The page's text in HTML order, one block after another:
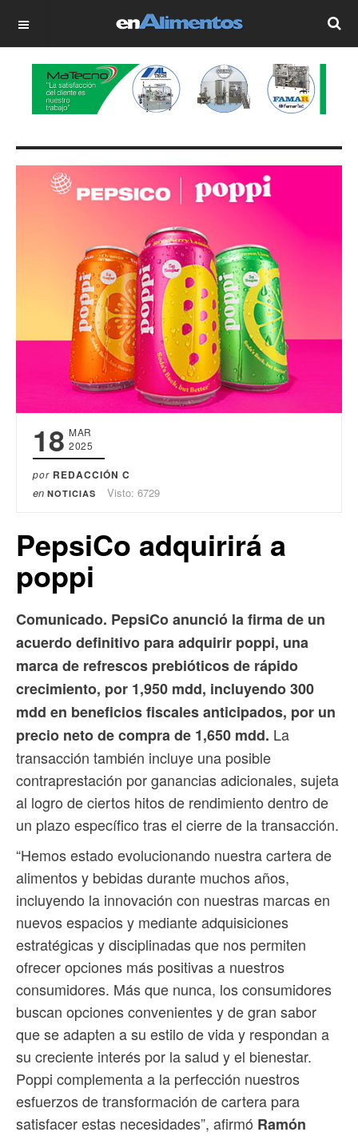
OFF CANVAS
18 MAR
2025
por REDACCIÓN C
en NOTICIAS Visto: 6729
PepsiCo adquirirá a
poppi
Comunicado. PepsiCo anunció la firma de un
acuerdo definitivo para adquirir poppi, una
marca de refrescos prebióticos de rápido
crecimiento, por 1,950 mdd, incluyendo 300
mdd en beneficios fiscales anticipados, por un
precio neto de compra de 1,650 mdd. La
transacción también incluye una posible
contraprestación por ganancias adicionales, sujeta
al logro de ciertos hitos de rendimiento dentro de
un plazo específico tras el cierre de la transacción.
“Hemos estado evolucionando nuestra cartera de
alimentos y bebidas durante muchos años,
incluyendo la innovación con nuestras marcas en
nuevos espacios y mediante adquisiciones
estratégicas y disciplinadas que nos permiten
ofrecer opciones más positivas a nuestros
consumidores. Más que nunca, los consumidores
buscan opciones convenientes y de gran sabor
que se adapten a su estilo de vida y respondan a
su creciente interés por la salud y el bienestar.
Poppi complementa a la perfección nuestros
esfuerzos de transformación de cartera para
satisfacer estas necesidades”, afirmó Ramón